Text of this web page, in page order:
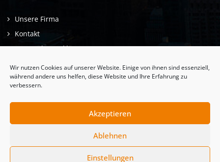
Wir nutzen Cookies auf unserer Website. Einige von ihnen sind essenziell,
während andere uns helfen, diese Website und Ihre Erfahrung zu
verbessern.
Akzeptieren
Ablehnen
Einstellungen
Unsere Firma
Kontakt
Datenschutzerklärung
Impressum
© 2022, Haba Fenster und
Türen. Alle Rechte vorbehalten
| Design byMesh COM